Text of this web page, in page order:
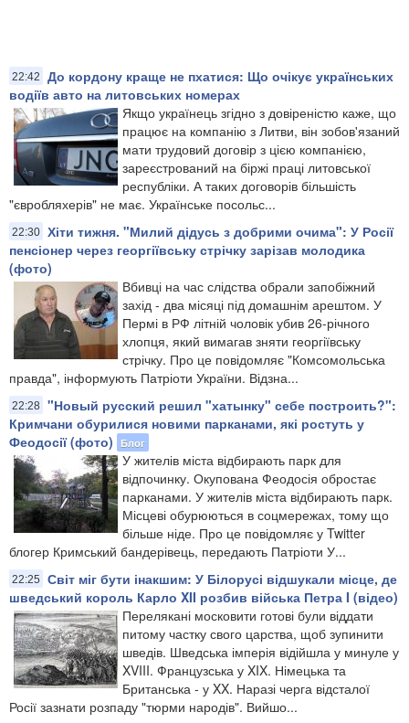
22:42
До кордону краще не пхатися: Що очікує українських
водіїв авто на литовських номерах
Якщо українець згідно з довіреністю каже, що
працює на компанію з Литви, він зобов'язаний
мати трудовий договір з цією компанією,
зареєстрований на біржі праці литовської
республіки. А таких договорів більшість
"євробляхерів" не має. Українське посольс...
22:30 Хіти тижня. "Милий дідусь з добрими очима": У Росії
пенсіонер через георгіївську стрічку зарізав молодика
(фото)
Вбивці на час слідства обрали запобіжний
захід - два місяці під домашнім арештом. У
Пермі в РФ літній чоловік убив 26-річного
хлопця, який вимагав зняти георгіївську
стрічку. Про це повідомляє "Комсомольська
правда", інформують Патріоти України. Відзна...
22:28 "Новый русский решил "хатынку" себе построить?":
Кримчани обурилися новими парканами, які ростуть у
Феодосії (фото)
Блог
У жителів міста відбирають парк для
відпочинку. Окупована Феодосія обростає
парканами. У жителів міста відбирають парк.
Місцеві обурюються в соцмережах, тому що
більше ніде. Про це повідомляє у Twitter
блогер Кримський бандерівець, передають Патріоти У...
22:25
Світ міг бути інакшим: У Білорусі відшукали місце, де
шведський король Карло XII розбив війська Петра I (відео)
Перелякані московити готові були віддати
питому частку свого царства, щоб зупинити
шведів. Шведська імперія відійшла у минуле у
XVIII. Французська у XIX. Німецька та
Британська - у XX. Наразі черга відсталої
Росії зазнати розпаду "тюрми народів". Вийшо...